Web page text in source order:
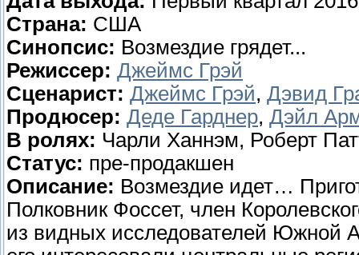
Страна: США
Синопсис: Возмездие грядет...
Режиссер: Джеймс Грэй
Сценарист: Джеймс Грэй, Дэвид
Продюсер: Деде Гарднер, Дэйл
В ролях: Чарли Ханнэм, Роберт
Статус: пре-продакшен
Описание: Возмездие идет…
Полковник Фоссет, член
из видных исследователей Южной